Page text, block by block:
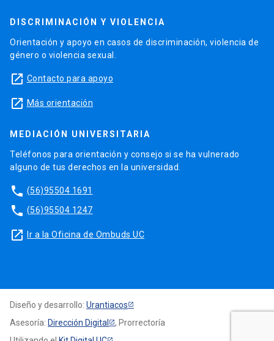
DISCRIMINACIÓN Y VIOLENCIA
Orientación y apoyo en casos de discriminación, violencia de
género o violencia sexual.
launch Contacto para apoyo
launch Más orientación
MEDIACIÓN UNIVERSITARIA
Teléfonos para orientación y consejo si se ha vulnerado
alguno de tus derechos en la universidad.
phone (56)95504 1691
phone (56)95504 1247
launch Ir a la Oficina de Ombuds UC
Diseño y desarrollo: Urantiacos
Asesoría: Dirección Digital
, Prorrectoría